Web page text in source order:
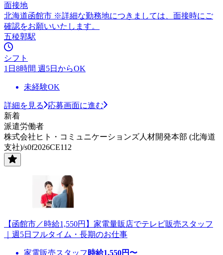
面接地
北海道函館市 ※詳細な勤務地につきましては、面接時にご
確認をお願いいたします。
五稜郭駅
シフト
1日8時間 週5日からOK
未経験OK
詳細を見る
応募画面に進む
新着
派遣労働者
株式会社ヒト・コミュニケーションズ人材開発本部 (北海道
支社)/s0f2026CE112
【函館市／時給1,550円】家電量販店でテレビ販売スタッフ
｜週5日フルタイム・長期のお仕事
家電販売スタッフ 時給1,550円〜